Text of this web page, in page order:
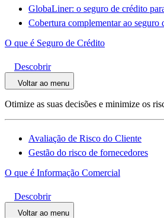
GlobaLiner: o seguro de crédito
Cobertura complementar ao seguro
O que é Seguro de Crédito
Descobrir
Voltar ao menu
Otimize as suas decisões e minimize os
Avaliação de Risco do Cliente
Gestão do risco de fornecedores
O que é Informação Comercial
Descobrir
Voltar ao menu